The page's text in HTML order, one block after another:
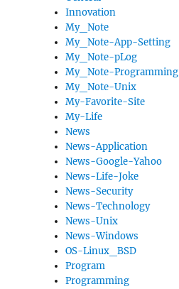
Innovation
My_Note
My_Note-App-Setting
My_Note-pLog
My_Note-Programming
My_Note-Unix
My-Favorite-Site
My-Life
News
News-Application
News-Google-Yahoo
News-Life-Joke
News-Security
News-Technology
News-Unix
News-Windows
OS-Linux_BSD
Program
Programming